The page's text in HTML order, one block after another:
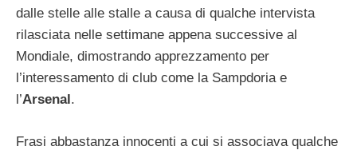
dalle stelle alle stalle a causa di qualche intervista
rilasciata nelle settimane appena successive al
Mondiale, dimostrando apprezzamento per
l’interessamento di club come la Sampdoria e
l’Arsenal.
Frasi abbastanza innocenti a cui si associava qualche